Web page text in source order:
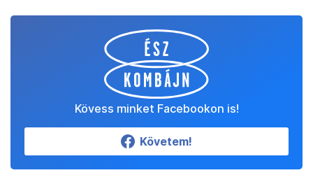
Kövess minket Facebookon is!
Követem!